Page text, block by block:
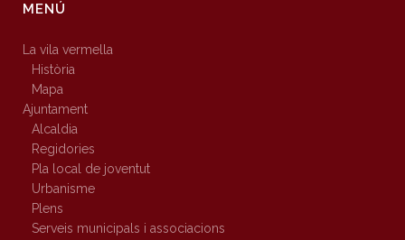
MENÚ
La vila vermella
Història
Mapa
Ajuntament
Alcaldia
Regidories
Pla local de joventut
Urbanisme
Plens
Serveis municipals i associacions